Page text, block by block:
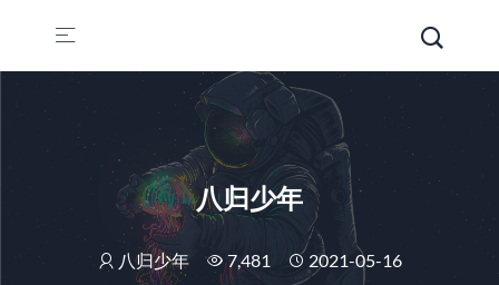
八归少年
八归少年 7,481 2021-05-16